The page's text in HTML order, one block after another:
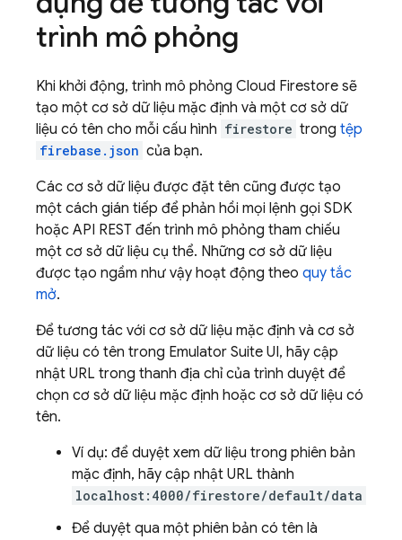
trình mô phỏng
Khi khởi động, trình mô phỏng Cloud Firestore sẽ
tạo một cơ sở dữ liệu mặc định và một cơ sở dữ
liệu có tên cho mỗi cấu hình firestore trong tệp
firebase.json của bạn.
Các cơ sở dữ liệu được đặt tên cũng được tạo
một cách gián tiếp để phản hồi mọi lệnh gọi SDK
hoặc API REST đến trình mô phỏng tham chiếu
một cơ sở dữ liệu cụ thể. Những cơ sở dữ liệu
được tạo ngầm như vậy hoạt động theo quy tắc
mở.
Để tương tác với cơ sở dữ liệu mặc định và cơ sở
dữ liệu có tên trong Emulator Suite UI, hãy cập
nhật URL trong thanh địa chỉ của trình duyệt để
chọn cơ sở dữ liệu mặc định hoặc cơ sở dữ liệu có
tên.
Ví dụ: để duyệt xem dữ liệu trong phiên bản
mặc định, hãy cập nhật URL thành
localhost:4000/firestore/default/data
Để duyệt qua một phiên bản có tên là